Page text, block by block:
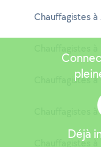
Chauffagistes à
Chauffagistes
Chauffagistes à
Chauffagistes
Déjà